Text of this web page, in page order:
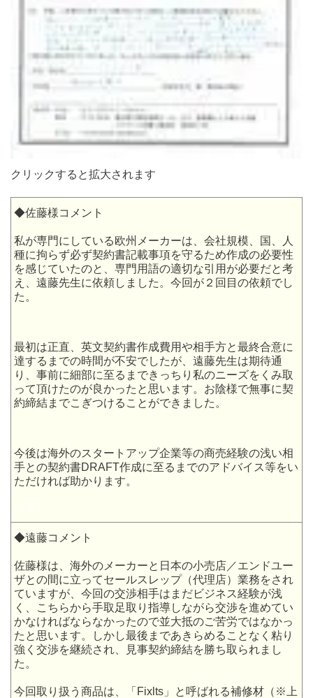
クリックすると拡大されます
◆佐藤様コメント
私が専門にしている欧州メーカーは、会社規模、国、人
種に拘らず必ず契約書記載事項を守るため作成の必要性
を感じていたのと、専門用語の適切な引用が必要だと考
え、遠藤先生に依頼しました。今回が２回目の依頼でし
た。
最初は正直、英文契約書作成費用や相手方と最終合意に
達するまでの時間が不安でしたが、遠藤先生は期待通
り、事前に細部に至るまできっちり私のニーズをくみ取
って頂けたのが良かったと思います。お陰様で無事に契
約締結までこぎつけることができました。
今後は海外のスタートアップ企業等の商売経験の浅い相
手との契約書DRAFT作成に至るまでのアドバイス等をい
ただければ助かります。
◆遠藤コメント
佐藤様は、海外のメーカーと日本の小売店／エンドユー
ザとの間に立ってセールスレップ（代理店）業務をされ
ていますが、今回の交渉相手はまだビジネス経験が浅
く、こちらから手取足取り指導しながら交渉を進めてい
かなければならなかったので並大抵のご苦労ではなかっ
たと思います。しかし最後まであきらめることなく粘り
強く交渉を継続され、見事契約締結を勝ち取られまし
た。
今回取り扱う商品は、「Fixlts」と呼ばれる補修材（※上